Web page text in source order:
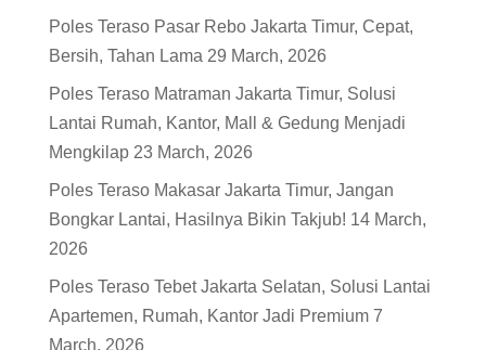
Poles Teraso Pasar Rebo Jakarta Timur, Cepat,
Bersih, Tahan Lama 29 March, 2026
Poles Teraso Matraman Jakarta Timur, Solusi
Lantai Rumah, Kantor, Mall & Gedung Menjadi
Mengkilap 23 March, 2026
Poles Teraso Makasar Jakarta Timur, Jangan
Bongkar Lantai, Hasilnya Bikin Takjub! 14 March,
2026
Poles Teraso Tebet Jakarta Selatan, Solusi Lantai
Apartemen, Rumah, Kantor Jadi Premium 7
March, 2026